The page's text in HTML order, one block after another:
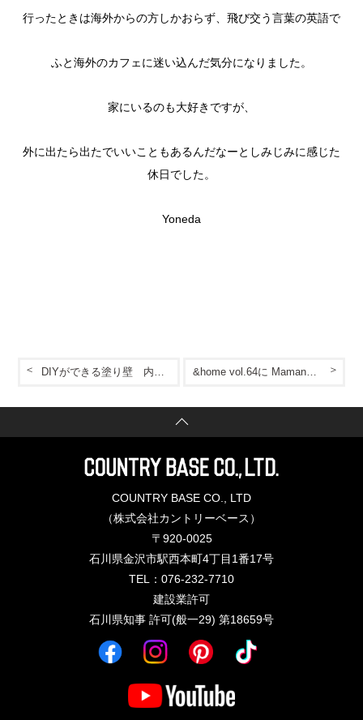
行ったときは海外からの方しかおらず、飛び交う言葉の英語で
ふと海外のカフェに迷い込んだ気分になりました。
家にいるのも大好きですが、
外に出たら出たでいいこともあるんだなーとしみじみに感じた
休日でした。
Yoneda
&home vol.64に Mamanのお家が掲載されました♪
DIYができる塗り壁 内装編アイディア！
COUNTRY BASE CO., LTD
（株式会社カントリーベース）
〒920-0025
石川県金沢市駅西本町4丁目1番17号
TEL：076-232-7710
建設業許可
石川県知事 許可(般一29) 第18659号